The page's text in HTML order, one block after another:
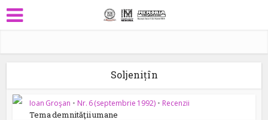
Soljenițîn
Ioan Groşan • Nr. 6 (septembrie 1992) • Recenzii
Tema demnităţii umane